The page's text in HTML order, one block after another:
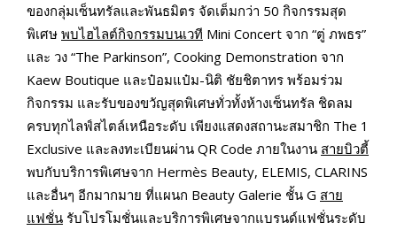
ของกลุ่มเซ็นทรัลและพันธมิตร จัดเต็มกว่า 50 กิจกรรมสุด
พิเศษ พบไฮไลต์กิจกรรมบนเวที Mini Concert จาก “ตู่ ภพธร”
และ วง “The Parkinson”, Cooking Demonstration จาก
Kaew Boutique และป๋อมแป๋ม-นิติ ชัยชิตาทร พร้อมร่วม
กิจกรรม และรับของขวัญสุดพิเศษทั่วทั้งห้างเซ็นทรัล ชิดลม
ครบทุกไลฟ์สไตล์เหนือระดับ เพียงแสดงสถานะสมาชิก The 1
Exclusive และลงทะเบียนผ่าน QR Code ภายในงาน สายบิวตี้
พบกับบริการพิเศษจาก Hermès Beauty, ELEMIS, CLARINS
และอื่นๆ อีกมากมาย ที่แผนก Beauty Galerie ชั้น G สาย
แฟชั่น รับโปรโมชั่นและบริการพิเศษจากแบรนด์แฟชั่นระดับ